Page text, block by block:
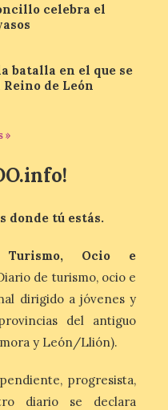
la
y
día 8
doce y
y
a
celebra el
batalla en el que se
de León
»
donde tú estás.
Turismo, Ocio e
de turismo, ocio e
dirigido a jóvenes y
del antiguo
y León/Llión).
progresista,
diario se declara